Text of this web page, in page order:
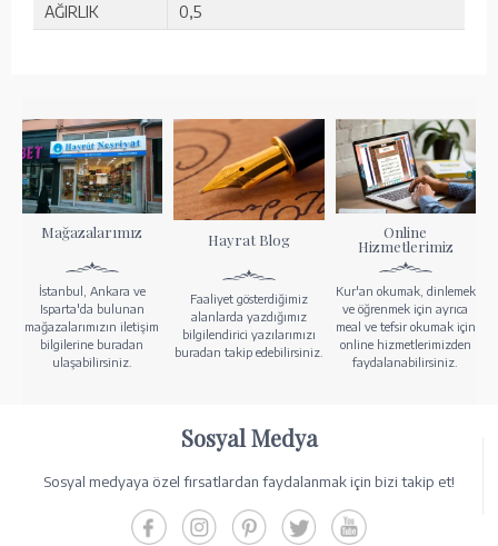
AĞIRLIK
0,5
Mağazalarımız
İstanbul, Ankara ve
Isparta'da bulunan
mağazalarımızın iletişim
bilgilerine buradan
ulaşabilirsiniz.
Hayrat Blog
Faaliyet gösterdiğimiz
alanlarda yazdığımız
bilgilendirici yazılarımızı
buradan takip edebilirsiniz.
Online
Hizmetlerimiz
Kur'an okumak, dinlemek
ve öğrenmek için ayrıca
meal ve tefsir okumak için
online hizmetlerimizden
faydalanabilirsiniz.
Sosyal Medya
Sosyal medyaya özel fırsatlardan faydalanmak için bizi takip et!